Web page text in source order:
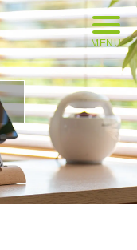
MENU